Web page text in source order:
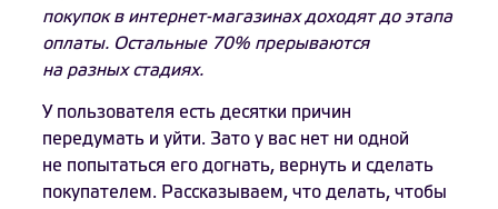
покупок в интернет-магазинах доходят до этапа
оплаты. Остальные 70% прерываются
на разных стадиях.
У пользователя есть десятки причин
передумать и уйти. Зато у вас нет ни одной
не попытаться его догнать, вернуть и сделать
покупателем. Рассказываем, что делать, чтобы